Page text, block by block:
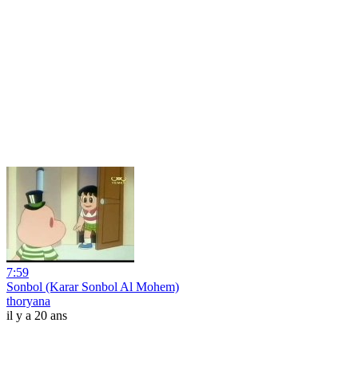
7:59
Sonbol (Karar Sonbol Al Mohem)
thoryana
il y a 20 ans